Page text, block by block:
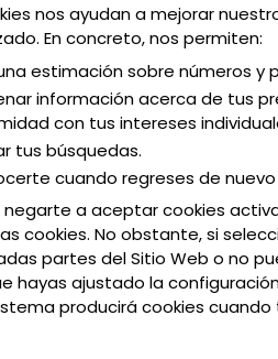
nos ayudan a mejorar
En concreto, nos permiten:
estimación sobre números y
información acerca de tus
con tus intereses
tus búsquedas.
cuando regreses de
negarte a aceptar cookies
cookies. No obstante, si
partes del Sitio Web o no
hayas ajustado la
producirá cookies